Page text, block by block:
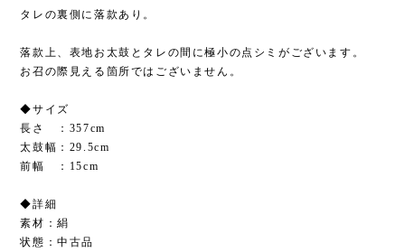
タレの裏側に落款あり。
落款上、表地お太鼓とタレの間に極小の点シミがございます。
お召の際見える箇所ではございません。
◆サイズ
長さ ：357cm
太鼓幅：29.5cm
前幅 ：15cm
◆詳細
素材：絹
状態：中古品